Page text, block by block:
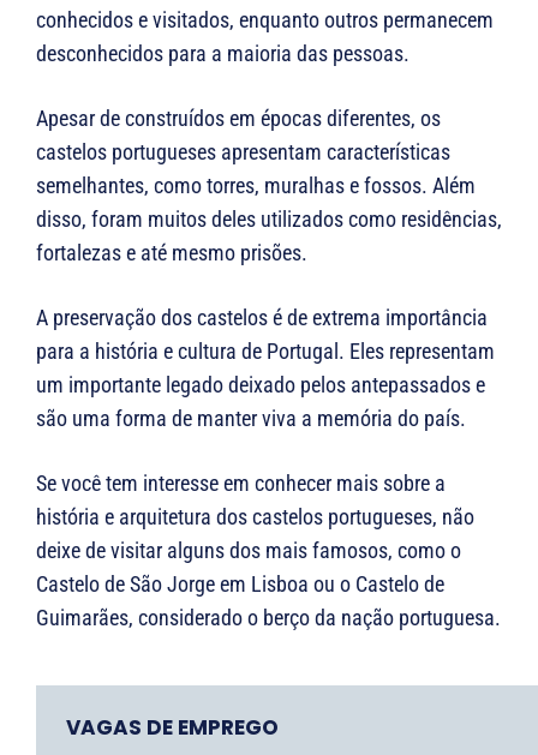
conhecidos e visitados, enquanto outros permanecem
desconhecidos para a maioria das pessoas.
Apesar de construídos em épocas diferentes, os
castelos portugueses apresentam características
semelhantes, como torres, muralhas e fossos. Além
disso, foram muitos deles utilizados como residências,
fortalezas e até mesmo prisões.
A preservação dos castelos é de extrema importância
para a história e cultura de Portugal. Eles representam
um importante legado deixado pelos antepassados ​​e
são uma forma de manter viva a memória do país.
Se você tem interesse em conhecer mais sobre a
história e arquitetura dos castelos portugueses, não
deixe de visitar alguns dos mais famosos, como o
Castelo de São Jorge em Lisboa ou o Castelo de
Guimarães, considerado o berço da nação portuguesa.
VAGAS DE EMPREGO